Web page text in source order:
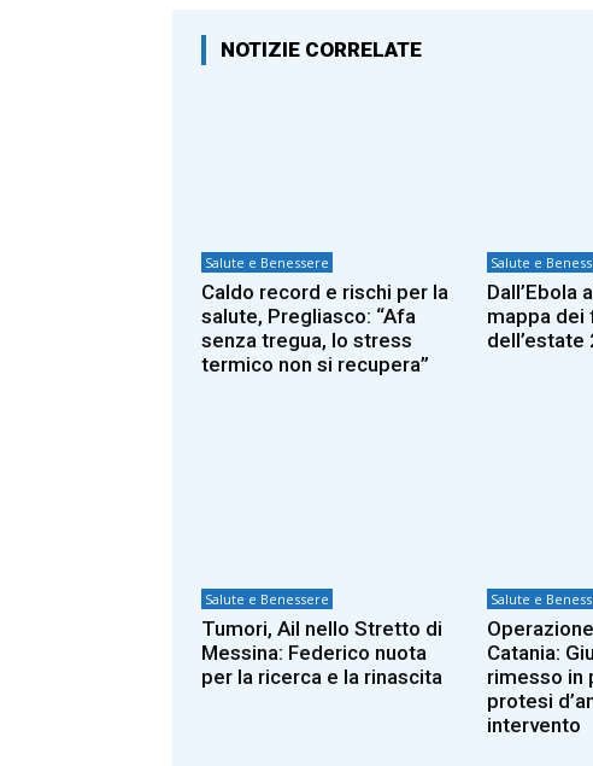
NOTIZIE CORRELATE
Salute e Benessere
Caldo record e rischi per la
salute, Pregliasco: “Afa
senza tregua, lo stress
termico non si recupera”
Salute e
Dall’Ebola
mappa dei
dell’estate
Salute e Benessere
Tumori, Ail nello Stretto di
Messina: Federico nuota
per la ricerca e la rinascita
Salute e
Catania:
rimesso in
protesi
intervento